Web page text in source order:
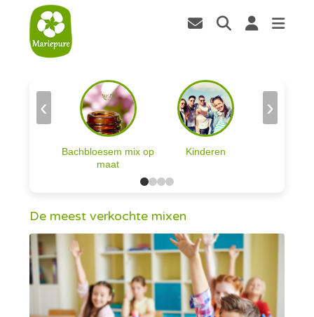
Bachbloesem mix op
maat
Kinderen
‹ ›
De meest verkochte mixen